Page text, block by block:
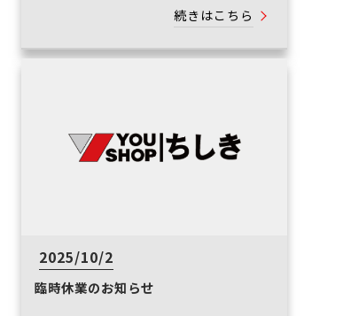
続きはこちら
2025/10/2
臨時休業のお知らせ